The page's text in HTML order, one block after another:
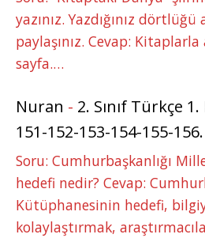
yazınız. Yazdığınız dörtlüğü
paylaşınız. Cevap:
sayfa.…
Nuran - 2. Sınıf Türkçe
151-152-153-154-155-
Soru: Cumhurbaşkanlığı
hedefi nedir? Cevap:
Kütüphanesinin hedefi,
kolaylaştırmak,